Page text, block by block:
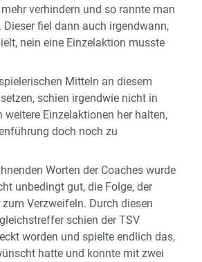
verhindern und so rannte man
Dieser fiel dann auch irgendwann,
nein eine Einzelaktion musste
Mitteln an diesem
schien irgendwie nicht in
weitere Einzelaktionen her halten,
doch noch zu
Worten der Coaches wurde
unbedingt gut, die Folge, der
Verzweifeln. Durch diesen
schien der TSV
worden und spielte endlich das,
hatte und konnte mit zwei